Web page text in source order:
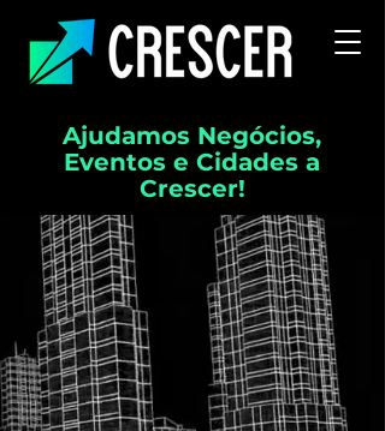
Ajudamos Negócios,
Eventos e Cidades a
Crescer!